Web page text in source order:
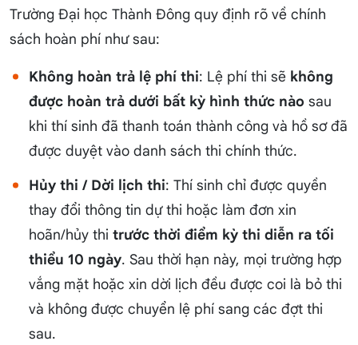
Trường Đại học Thành Đông quy định rõ về chính
sách hoàn phí như sau:
Không hoàn trả lệ phí thi: Lệ phí thi sẽ không
được hoàn trả dưới bất kỳ hình thức nào sau
khi thí sinh đã thanh toán thành công và hồ sơ đã
được duyệt vào danh sách thi chính thức.
Hủy thi / Dời lịch thi: Thí sinh chỉ được quyền
thay đổi thông tin dự thi hoặc làm đơn xin
hoãn/hủy thi trước thời điểm kỳ thi diễn ra tối
thiểu 10 ngày. Sau thời hạn này, mọi trường hợp
vắng mặt hoặc xin dời lịch đều được coi là bỏ thi
và không được chuyển lệ phí sang các đợt thi
sau.